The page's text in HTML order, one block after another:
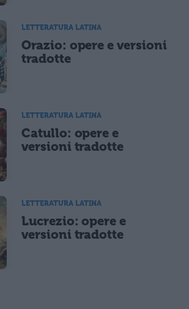
LETTERATURA LATINA
Orazio: opere e versioni
tradotte
LETTERATURA LATINA
Catullo: opere e
versioni tradotte
LETTERATURA LATINA
Lucrezio: opere e
versioni tradotte